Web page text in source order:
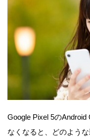
Google Pixel 5の
なくなると、どのよう